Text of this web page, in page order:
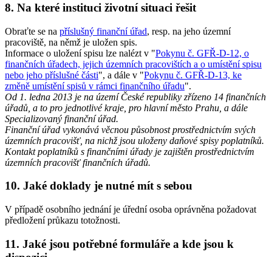
8. Na které instituci životní situaci řešit
Obraťte se na příslušný finanční úřad, resp. na jeho územní
pracoviště, na němž je uložen spis.
Informace o uložení spisu lze nalézt v "Pokynu č. GFŘ-D-12, o
finančních úřadech, jejich územních pracovištích a o umístění spisu
nebo jeho příslušné části", a dále v "Pokynu č. GFŘ-D-13, ke
změně umístění spisů v rámci finančního úřadu".
Od 1. ledna 2013 je na území České republiky zřízeno 14 finančních
úřadů, a to pro jednotlivé kraje, pro hlavní město Prahu, a dále
Specializovaný finanční úřad.
Finanční úřad vykonává věcnou působnost prostřednictvím svých
územních pracovišť, na nichž jsou uloženy daňové spisy poplatníků.
Kontakt poplatníků s finančními úřady je zajištěn prostřednictvím
územních pracovišť finančních úřadů.
10. Jaké doklady je nutné mít s sebou
V případě osobního jednání je úřední osoba oprávněna požadovat
předložení průkazu totožnosti.
11. Jaké jsou potřebné formuláře a kde jsou k